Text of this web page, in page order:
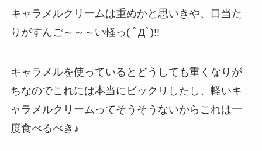
キャラメルクリームは重めかと思いきや、口当た
りがすんご～～～い軽っ( ﾟДﾟ)!!
キャラメルを使っているとどうしても重くなりが
ちなのでこれには本当にビックリしたし、軽いキ
ャラメルクリームってそうそうないからこれは一
度食べるべき♪